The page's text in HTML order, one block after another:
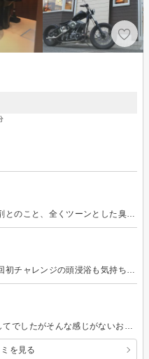
久々のカラーでした こだわりのカラー剤とのこと、全くツーンとした臭いがなかったです。頭浸浴ヘッドスパも気持ち良かったです。 ありがとうございました。
を見る